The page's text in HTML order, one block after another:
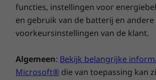
Duurzaamheid waar je op kunt
De ThinkPad L14 (AMD) voldoet aan
specificaties en heeft meer dan 200
kwaliteitscontroles doorlopen om
functies, instellingen voor
en gebruik van de batterij en andere
voorkeursinstellingen van de klant.
Algemeen: Bekijk belangrijke
Microsoft® die van toepassing kan